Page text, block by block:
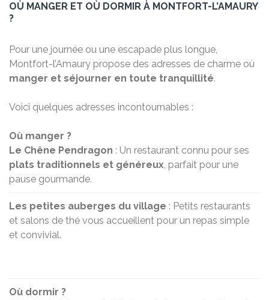
OÙ MANGER ET OÙ DORMIR À MONTFORT-L’AMAURY
?
Pour une journée ou une escapade plus longue,
Montfort-l’Amaury propose des adresses de charme où
manger et séjourner en toute tranquillité.
Voici quelques adresses incontournables :
Où manger ?
Le Chêne Pendragon : Un restaurant connu pour ses
plats traditionnels et généreux, parfait pour une
pause gourmande.
Les petites auberges du village : Petits restaurants
et salons de thé vous accueillent pour un repas simple
et convivial.
Où dormir ?